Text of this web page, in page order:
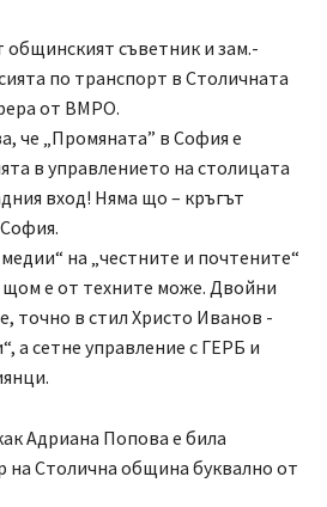
общинският съветник и зам.-
по транспорт в Столичната
от ВМРО.
че „Промяната” в София е
в управлението на столицата
вход! Няма що – кръгът
София.
на „честните и почтените“
е от техните може. Двойни
точно в стил Христо Иванов -
а сетне управление с ГЕРБ и
Адриана Попова е била
на Столична община буквално от